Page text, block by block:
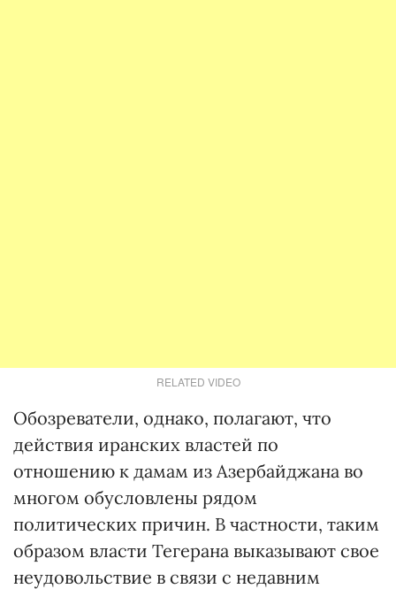
RELATED VIDEO
Обозреватели, однако, полагают, что
действия иранских властей по
отношению к дамам из Азербайджана во
многом обусловлены рядом
политических причин. В частности, таким
образом власти Тегерана выказывают свое
неудовольствие в связи с недавним